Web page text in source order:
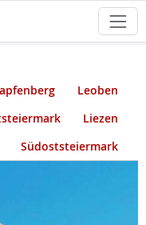
Leoben
Liezen
Südoststeiermark